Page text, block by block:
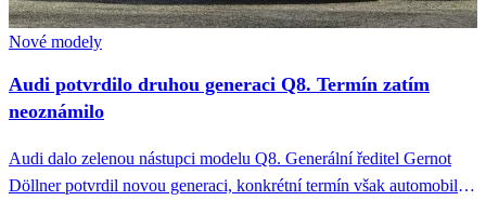
Nové modely
Audi potvrdilo druhou generaci Q8. Termín zatím
neoznámilo
Audi dalo zelenou nástupci modelu Q8. Generální ředitel Gernot
Döllner potvrdil novou generaci, konkrétní termín však automobilka